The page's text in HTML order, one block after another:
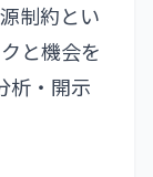
制約とい
と機会を
析・開示